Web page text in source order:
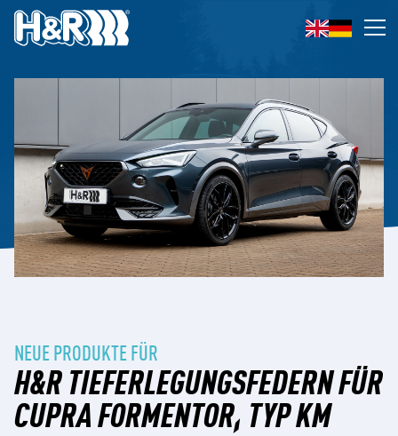
Zum Inhalt springen
NEUE PRODUKTE FÜR
H&R TIEFERLEGUNGSFEDERN FÜR
CUPRA FORMENTOR, TYP KM